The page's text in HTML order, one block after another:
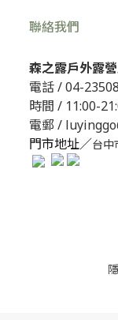
聯絡我們
森之露戶外露
電話 /04-
時間 / 11:00-
電郵 /
門市地址／台中